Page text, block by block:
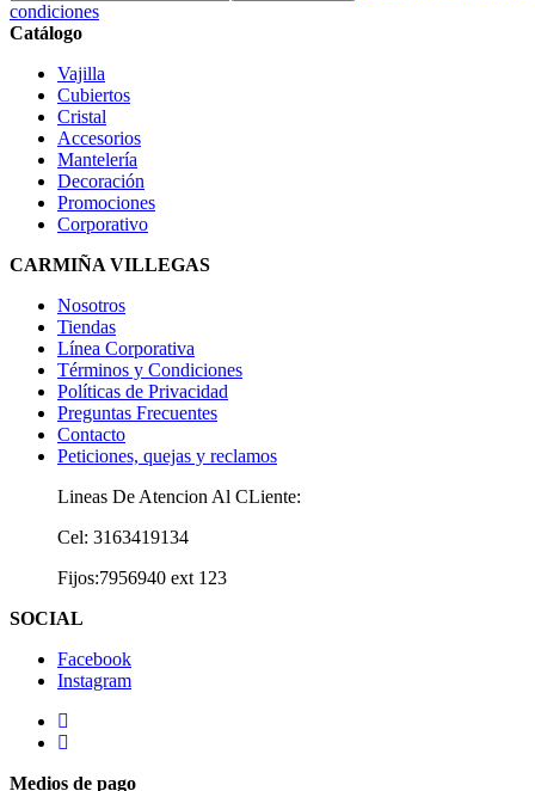
condiciones
Catálogo
Vajilla
Cubiertos
Cristal
Accesorios
Mantelería
Decoración
Promociones
Corporativo
CARMIÑA VILLEGAS
Nosotros
Tiendas
Línea Corporativa
Términos y Condiciones
Políticas de Privacidad
Preguntas Frecuentes
Contacto
Peticiones, quejas y reclamos
Lineas De Atencion Al CLiente:
Cel: 3163419134
Fijos:7956940 ext 123
SOCIAL
Facebook
Instagram
Medios de pago